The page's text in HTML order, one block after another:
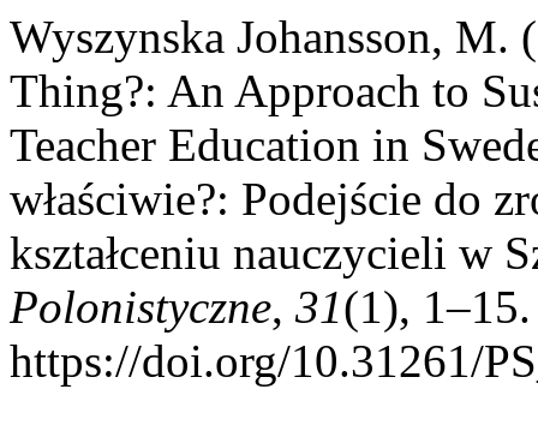
Wyszynska Johansson,
Thing?: An Approach to
Teacher Education in
właściwie?: Podejście do
kształceniu nauczycieli w
Polonistyczne, 31(1), 1–15.
https://doi.org/10.31261/